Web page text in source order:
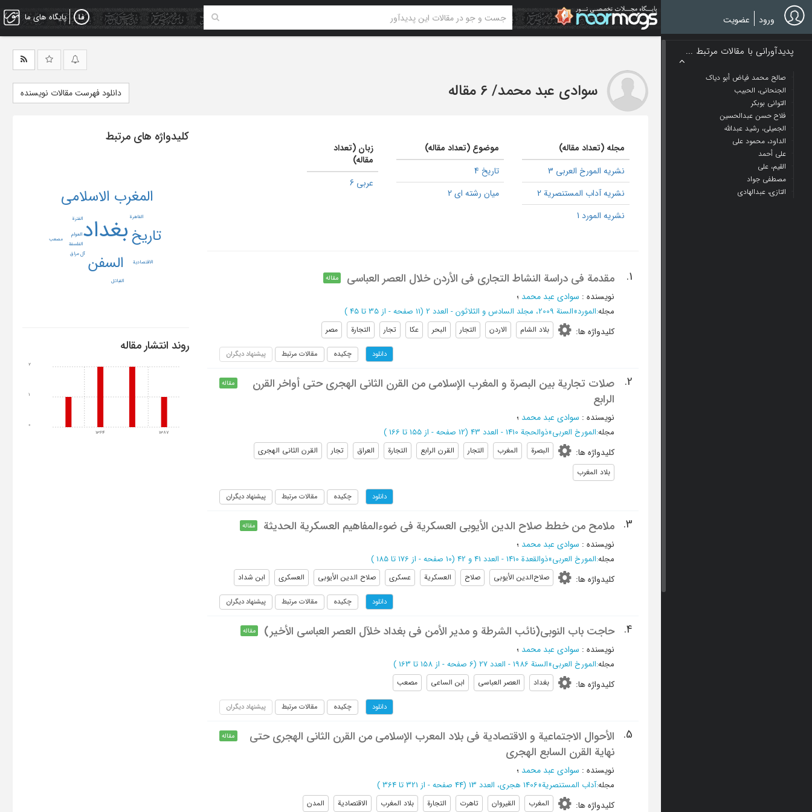
Skip
to
main
پایگاه های ما ورود عضویت
پدیدآورانی با مقالات مرتبط ...
صالح محمد فیاض أبو دیاک
الجنحانی، الحبیب
التوانی بوبکر
فلاح حسن عبدالحسین
الجمیلی، رشید عبدالله
الداود، محمود علی
علی أحمد
القیم، علي
مصطفی جواد
التازی، عبدالهادی
سوادی عبد محمد/6 مقاله دانلود فهرست مقالات نویسنده
مجله (تعداد مقاله)
نشریه المورخ العربی 3
نشریه آداب المستنصریة 2
نشریه المورد 1
موضوع (تعداد مقاله)
تاریخ 4
میان رشته ای 2
زبان (تعداد
مقاله)
عربی 6
1. مقدمة فی دراسة النشاط التجاری فی الأردن خلال العصر العباسی مقاله
نویسنده : سوادی عبد محمد ؛
مجله:المورد»السنة 2009، مجلد السادس و الثلاثون - العدد 2 (‎11 صفحه - از 35 تا 45 )
کلیدواژه ها: بلاد الشام الاردن التجار البحر عکا تجار التجارة مصر
دانلود چکیده مقالات مرتبط پیشنهاد دیگران
2.
صلات تجاریة بین البصرة و المغرب الإسلامی من القرن الثانی الهجری حتی أواخر القرن
الرابع
مقاله
نویسنده : سوادی عبد محمد ؛
مجله:المورخ العربی»ذوالحجة 1410 - العدد 43 (‎12 صفحه - از 155 تا 166 )
کلیدواژه ها: البصرة المغرب التجار القرن الرابع التجارة العراق تجار
القرن الثانی الهجری
بلاد المغرب
دانلود چکیده مقالات مرتبط پیشنهاد دیگران
3. ملامح من خطط صلاح الدین الأیوبی العسکریة فی ضوءالمفاهیم العسکریة الحدیثة مقاله
نویسنده : سوادی عبد محمد ؛
مجله:المورخ العربی»ذوالقعدة 1410 - العدد 41 و 42 (‎10 صفحه - از 176 تا 185 )
کلیدواژه ها: صلاح‌الدین الأیوبی صلاح العسکریة عسکری صلاح الدین الأیوبی العسکری ابن شداد
دانلود چکیده مقالات مرتبط پیشنهاد دیگران
4. حاجت باب النوبی(نائب الشرطة و مدیر الأمن فی بغداد خلآل العصر العباسی الأخیر) مقاله
نویسنده : سوادی عبد محمد ؛
مجله:المورخ العربی»السنة 1986 - العدد 27 (‎6 صفحه - از 158 تا 163 )
کلیدواژه ها: بغداد العصر العباسی ابن الساعی مصعب
دانلود چکیده مقالات مرتبط پیشنهاد دیگران
5.
الأحوال الاجتماعیة و الاقتصادیة فی بلاد المعرب الإسلامی من القرن الثانی الهجری حتی
نهایة القرن السابع الهجری
مقاله
نویسنده : سوادی عبد محمد ؛
مجله:آداب المستنصریة»1406 هجری، العدد 13 (‎44 صفحه - از 321 تا 364 )
کلیدواژه ها: المغرب القیروان تاهرت التجارة بلاد المغرب الاقتصادیة المدن
کلیدواژه های مرتبط
بغداد
السفن
المغرب الاسلامی
تاریخ
آل عراق
الاقتصادیة
العوام
الفترة
الفلسفة
القاهرة
القبائل
مصعب
روند انتشار مقاله
1364 1387
0
1
2